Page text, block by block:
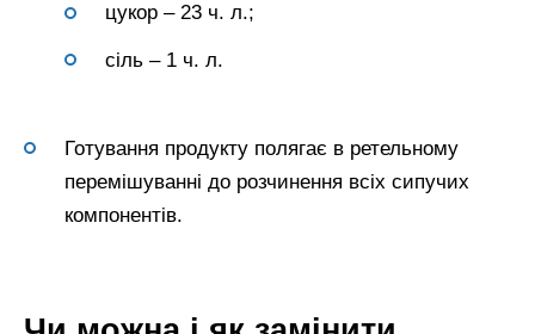
цукор – 23 ч. л.;
сіль – 1 ч. л.
Готування продукту полягає в ретельному
перемішуванні до розчинення всіх сипучих
компонентів.